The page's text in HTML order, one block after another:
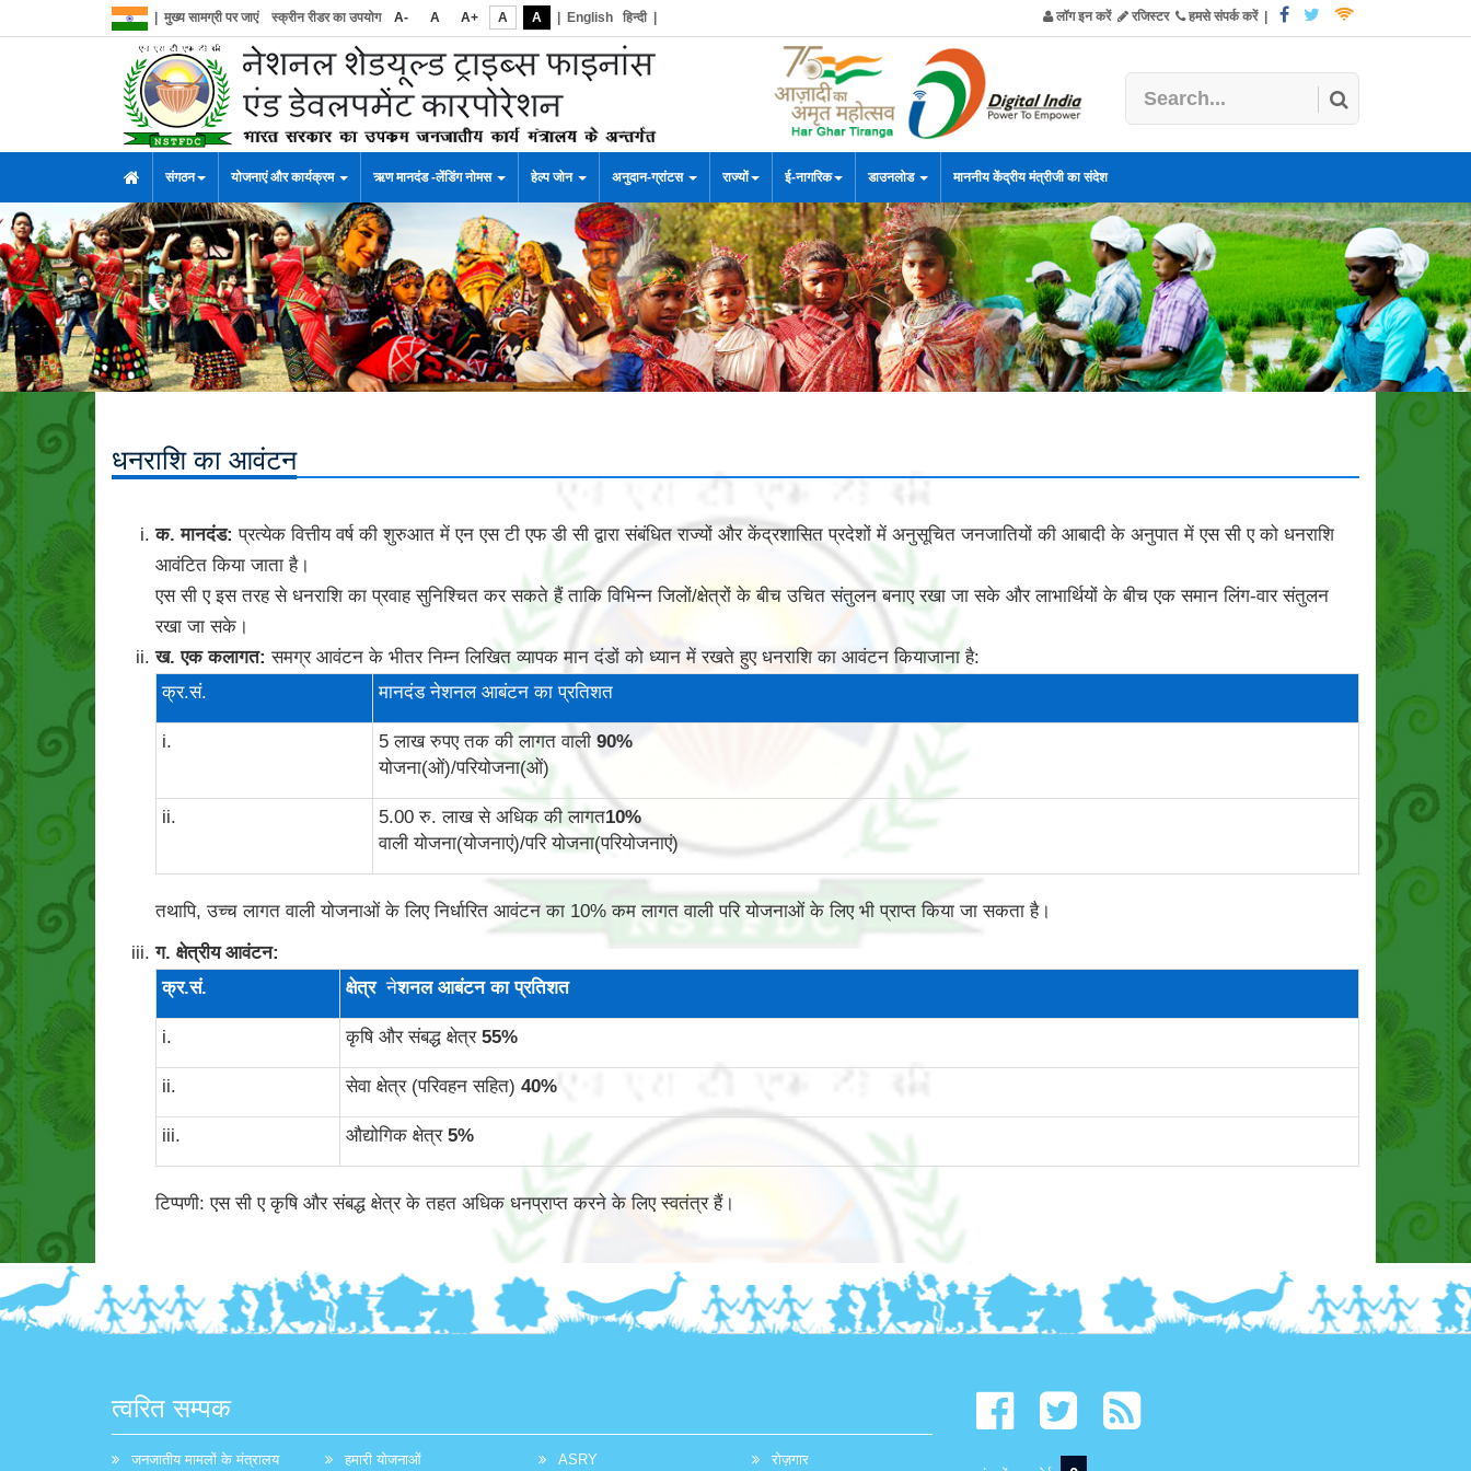
मुख्य सामग्री पर जाएं स्क्रीन रीडर का उपयोग A- A A+ A A English हिन्दी| लॉग इन करें रजिस्टर हमसे संपर्क करें|
संगठन योजनाएं और कार्यक्रम ऋण मानदंड -लेंडिंग नोमस हेल्प जोन अनुदान-ग्रांटस राज्यों ई-नागरिक डाउनलोड माननीय केंद्रीय मंत्रीजी का संदेश
धनराशि का आवंटन
क. मानदंड: प्रत्येक वित्तीय वर्ष की शुरुआत में एन एस टी एफ डी सी द्वारा संबंधित राज्यों और केंद्रशासित प्रदेशों में अनुसूचित जनजातियों की आबादी के अनुपात में एस सी ए को धनराशि
आवंटित किया जाता है।
एस सी ए इस तरह से धनराशि का प्रवाह सुनिश्चित कर सकते हैं ताकि विभिन्न जिलों/क्षेत्रों के बीच उचित संतुलन बनाए रखा जा सके और लाभार्थियों के बीच एक समान लिंग-वार संतुलन
रखा जा सके।
ख. एक कलागत:समग्र आवंटन के भीतर निम्न लिखित व्यापक मान दंडों को ध्यान में रखते हुए धनराशि का आवंटन कियाजाना है:
क्र.सं.
मानदंड नेशनल आबंटन का प्रतिशत
i. 5 लाख रुपए तक की लागत वाली 90%
योजना(ओं)/परियोजना(ओं)
ii. 5.00 रु. लाख से अधिक की लागत10%
वाली योजना(योजनाएं)/परि योजना(परियोजनाएं)
तथापि, उच्च लागत वाली योजनाओं के लिए निर्धारित आवंटन का 10% कम लागत वाली परि योजनाओं के लिए भी प्राप्त किया जा सकता है।
ग. क्षेत्रीय आवंटन:
क्र.सं. क्षेत्रनेशनल आबंटन का प्रतिशत
i. कृषि और संबद्ध क्षेत्र 55%
ii. सेवा क्षेत्र (परिवहन सहित) 40%
iii. औद्योगिक क्षेत्र 5%
टिप्पणी: एस सी ए कृषि और संबद्ध क्षेत्र के तहत अधिक धनप्राप्त करने के लिए स्वतंत्र हैं।
त्वरित सम्पक
जनजातीय मामलों के मंत्रालय हमारी योजनाओं ASRY
रोज़गार